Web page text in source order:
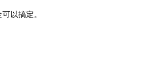
以搞定。